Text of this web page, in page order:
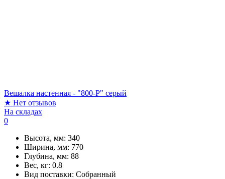
Вешалка настенная - "800-Р" серый
★ Нет отзывов
На складах
0
Высота, мм: 340
Ширина, мм: 770
Глубина, мм: 88
Вес, кг: 0.8
Вид поставки: Собранный